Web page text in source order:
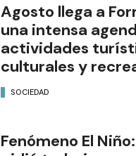
Agosto llega a
una intensa
actividades
culturales y
SOCIEDAD
Fenómeno El